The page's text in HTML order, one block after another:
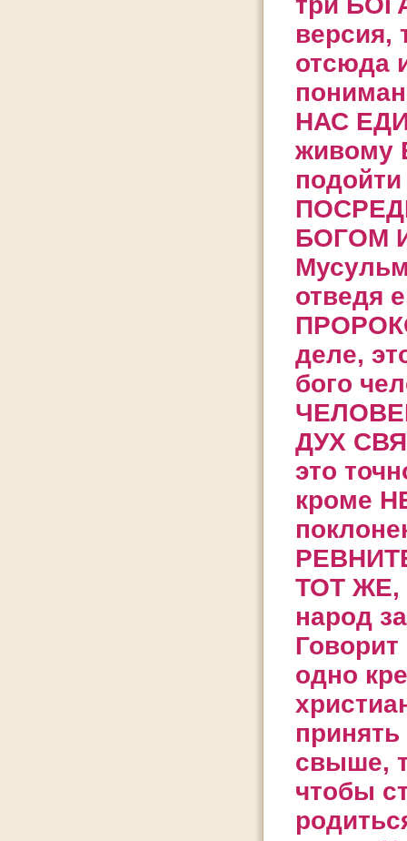
версия,
отсюда
НАС
живому
БОГОМ
отведя
деле,
бого
ДУХ
это
кроме
ТОТ ЖЕ,
народ
одно
свыше,
чтобы